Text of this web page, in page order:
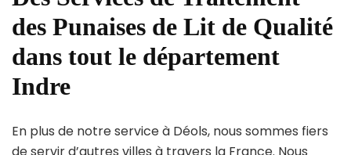
des Punaises de Lit de Qualité
dans tout le département
Indre
En plus de notre service à Déols, nous sommes fiers